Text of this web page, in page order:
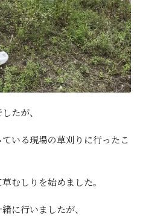
たが、
いる現場の草刈りに行ったこ
むしりを始めました。
に行いましたが、